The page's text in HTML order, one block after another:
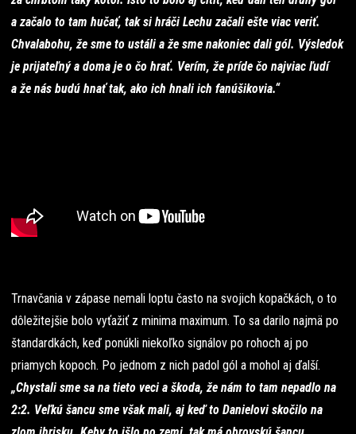
a začalo to tam hučať, tak si hráči Lechu začali ešte viac veriť.
Chvalabohu, že sme to ustáli a že sme nakoniec dali gól. Výsledok
je prijateľný a doma je o čo hrať. Verím, že príde čo najviac ľudí
a že nás budú hnať tak, ako ich hnali ich fanúšikovia.“
Trnavčania v zápase nemali loptu často na svojich kopačkách, o to
dôležitejšie bolo vyťažiť z minima maximum. To sa darilo najmä po
štandardkách, keď ponúkli niekoľko signálov po rohoch aj po
priamych kopoch. Po jednom z nich padol gól a mohol aj ďalší.
„Chystali sme sa na tieto veci a škoda, že nám to tam nepadlo na
2:2. Veľkú šancu sme však mali, aj keď to Danielovi skočilo na